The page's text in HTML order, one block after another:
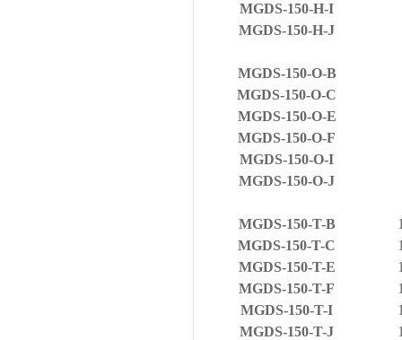
MGDS-150-H-I
MGDS-150-H-J
MGDS-150-O-B
MGDS-150-O-C
MGDS-150-O-E
MGDS-150-O-F
MGDS-150-O-I
MGDS-150-O-J
MGDS-150-T-B
MGDS-150-T-C
MGDS-150-T-E
MGDS-150-T-F
MGDS-150-T-I
MGDS-150-T-J